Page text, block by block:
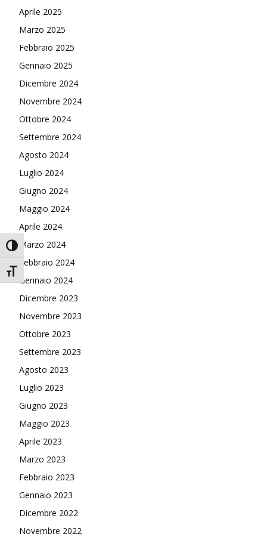
Attiva/disattiva alto contrasto
Attiva/disattiva dimensione testo
Aprile 2025
Marzo 2025
Febbraio 2025
Gennaio 2025
Dicembre 2024
Novembre 2024
Ottobre 2024
Settembre 2024
Agosto 2024
Luglio 2024
Giugno 2024
Maggio 2024
Aprile 2024
Marzo 2024
Febbraio 2024
Gennaio 2024
Dicembre 2023
Novembre 2023
Ottobre 2023
Settembre 2023
Agosto 2023
Luglio 2023
Giugno 2023
Maggio 2023
Aprile 2023
Marzo 2023
Febbraio 2023
Gennaio 2023
Dicembre 2022
Novembre 2022